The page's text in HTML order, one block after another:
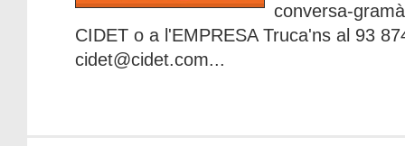
conversa-
CIDET o a l'EMPRESA Truca'ns al 93
cidet@cidet.com...